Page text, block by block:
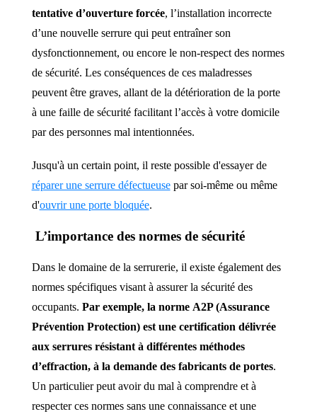
tentative d’ouverture forcée, l’installation incorrecte
d’une nouvelle serrure qui peut entraîner son
dysfonctionnement, ou encore le non-respect des normes
de sécurité. Les conséquences de ces maladresses
peuvent être graves, allant de la détérioration de la porte
à une faille de sécurité facilitant l’accès à votre domicile
par des personnes mal intentionnées.
Jusqu'à un certain point, il reste possible d'essayer de
réparer une serrure défectueusepar soi-même ou même
d'ouvrir une porte bloquée.
L’importance des normes de sécurité
Dans le domaine de la serrurerie, il existe également des
normes spécifiques visant à assurer la sécurité des
occupants. Par exemple, la norme A2P (Assurance
Prévention Protection) est une certification délivrée
aux serrures résistant à différentes méthodes
d’effraction, à la demande des fabricants de portes.
Un particulier peut avoir du mal à comprendre et à
respecter ces normes sans une connaissance et une